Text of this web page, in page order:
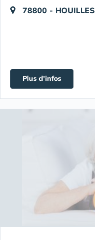
78800 - HOUILLES
Plus d'infos